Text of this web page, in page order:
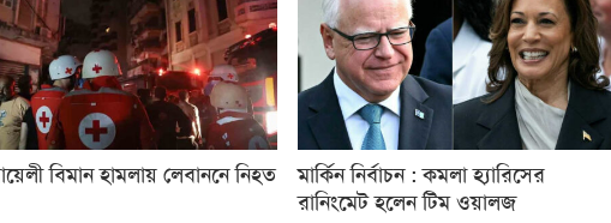
বিমান হামলায় লেবাননে নিহত
মার্কিন নির্বাচন : কমলা হ্যারিসের
রানিংমেট হলেন টিম ওয়ালজ